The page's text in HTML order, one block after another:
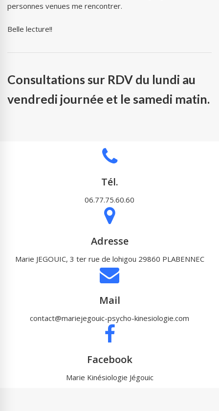
personnes venues me rencontrer.
Belle lecture!!
Consultations sur RDV du lundi au
vendredi journée et le samedi matin.
Tél.
06.77.75.60.60
Adresse
Marie JEGOUIC, 3 ter rue de lohigou 29860 PLABENNEC
Mail
contact@mariejegouic-psycho-kinesiologie.com
Facebook
Marie Kinésiologie Jégouic